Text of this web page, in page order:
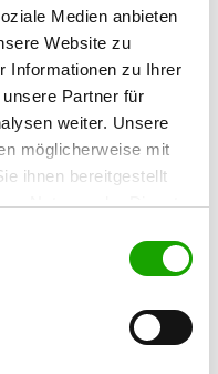
Medien anbieten
Website zu
Informationen zu Ihrer
Partner für
weiter. Unsere
möglicherweise mit
ihnen bereitgestellt
Nutzung der Dienste
weiterhin nutzen.
Details
Details
e.V.